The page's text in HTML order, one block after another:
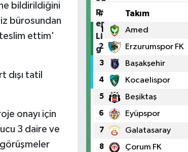
bildirildiğini
bürosundan
ettim'
dışı tatil
onayı için
3 daire ve
görüşmeler
# Takım
1 Amed
2 Erzurumspor FK
3 Başakşehir
4 Kocaelispor
5 Beşiktaş
6 Eyüpspor
7 Galatasaray
8 Çorum FK